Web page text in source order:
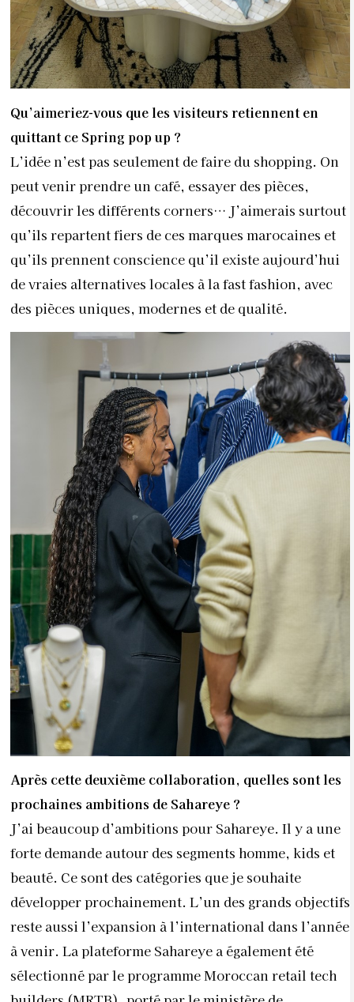
Qu’aimeriez-vous que les visiteurs retiennent en
quittant ce Spring pop up ?
L’idée n’est pas seulement de faire du shopping. On
peut venir prendre un café, essayer des pièces,
découvrir les différents corners… J’aimerais surtout
qu’ils repartent fiers de ces marques marocaines et
qu’ils prennent conscience qu’il existe aujourd’hui
de vraies alternatives locales à la fast fashion, avec
des pièces uniques, modernes et de qualité.
Après cette deuxième collaboration, quelles sont les
prochaines ambitions de Sahareye ?
J’ai beaucoup d’ambitions pour Sahareye. Il y a une
forte demande autour des segments homme, kids et
beauté. Ce sont des catégories que je souhaite
développer prochainement. L’un des grands objectifs
reste aussi l’expansion à l’international dans l’année
à venir. La plateforme Sahareye a également été
sélectionné par le programme Moroccan retail tech